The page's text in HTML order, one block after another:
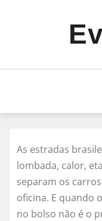
As estradas
lombada, calor,
separam os
oficina. E quando
no bolso não é o